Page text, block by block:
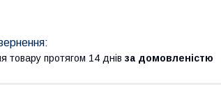
товару протягом 14 днів за домовленістю